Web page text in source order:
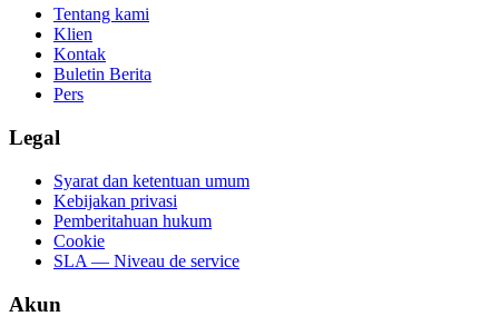
Tentang kami
Klien
Kontak
Buletin Berita
Pers
Legal
Syarat dan ketentuan umum
Kebijakan privasi
Pemberitahuan hukum
Cookie
SLA — Niveau de service
Akun